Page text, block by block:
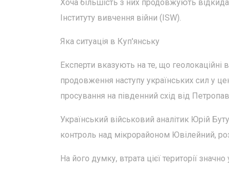
Хоча більшість з них продовжують
Інституту вивчення війни (ISW).
Яка ситуація в Куп'янську
Експерти вказують на те, що геолокаційні
продовження наступу українських сил у
просування на південний схід від
Український військовий аналітик Юрій
контроль над мікрорайоном Ювілейний,
На його думку, втрата цієї території